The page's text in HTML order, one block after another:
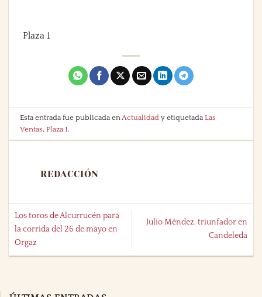
Plaza 1
Esta entrada fue publicada enActualidad y etiquetadaLas
Ventas,Plaza 1.
REDACCIÓN
Los toros de Alcurrucén para
la corrida del 26 de mayo en
Orgaz
Julio Méndez, triunfador en
Candeleda